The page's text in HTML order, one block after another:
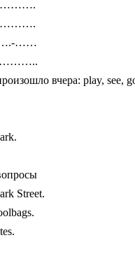
……
вчера: play, see,
Street.